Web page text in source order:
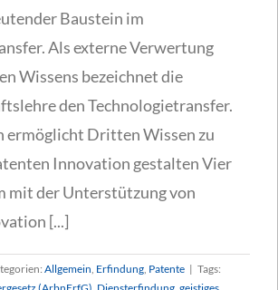
Baustein im
Als externe Verwertung
Wissens bezeichnet die
den Technologietransfer.
ermöglicht Dritten Wissen zu
Innovation gestalten Vier
mit der Unterstützung von
[...]
Allgemein Erfindung Patente | Tags: